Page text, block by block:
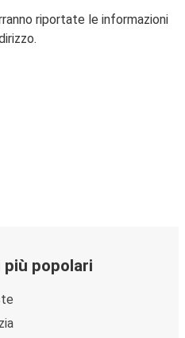
riportate le informazioni
più popolari